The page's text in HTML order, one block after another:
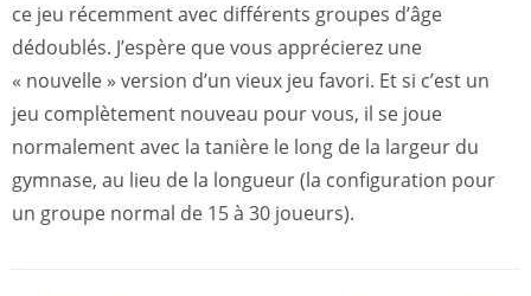
ce jeu récemment avec différents groupes d’âge
dédoublés. J’espère que vous apprécierez une
« nouvelle » version d’un vieux jeu favori. Et si c’est un
jeu complètement nouveau pour vous, il se joue
normalement avec la tanière le long de la largeur du
gymnase, au lieu de la longueur (la configuration pour
un groupe normal de 15 à 30 joueurs).